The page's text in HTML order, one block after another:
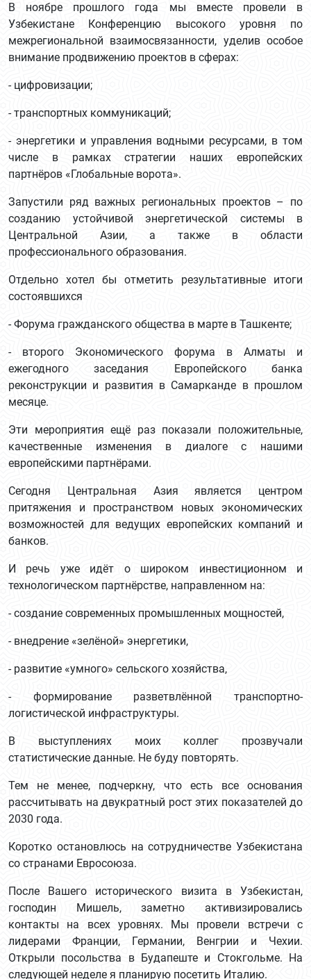
В ноябре прошлого года мы вместе провели в
Узбекистане Конференцию высокого уровня по
межрегиональной взаимосвязанности, уделив особое
внимание продвижению проектов в сферах:
- цифровизации;
- транспортных коммуникаций;
- энергетики и управления водными ресурсами, в том
числе в рамках стратегии наших европейских
партнёров «Глобальные ворота».
Запустили ряд важных региональных проектов – по
созданию устойчивой энергетической системы в
Центральной Азии, а также в области
профессионального образования.
Отдельно хотел бы отметить результативные итоги
состоявшихся
- Форума гражданского общества в марте в Ташкенте;
- второго Экономического форума в Алматы и
ежегодного заседания Европейского банка
реконструкции и развития в Самарканде в прошлом
месяце.
Эти мероприятия ещё раз показали положительные,
качественные изменения в диалоге с нашими
европейскими партнёрами.
Сегодня Центральная Азия является центром
притяжения и пространством новых экономических
возможностей для ведущих европейских компаний и
банков.
И речь уже идёт о широком инвестиционном и
технологическом партнёрстве, направленном на:
- создание современных промышленных мощностей,
- внедрение «зелёной» энергетики,
- развитие «умного» сельского хозяйства,
- формирование разветвлённой транспортно-
логистической инфраструктуры.
В выступлениях моих коллег прозвучали
статистические данные. Не буду повторять.
Тем не менее, подчеркну, что есть все основания
рассчитывать на двукратный рост этих показателей до
2030 года.
Коротко остановлюсь на сотрудничестве Узбекистана
со странами Евросоюза.
После Вашего исторического визита в Узбекистан,
господин Мишель, заметно активизировались
контакты на всех уровнях. Мы провели встречи с
лидерами Франции, Германии, Венгрии и Чехии.
Открыли посольства в Будапеште и Стокгольме. На
следующей неделе я планирую посетить Италию.